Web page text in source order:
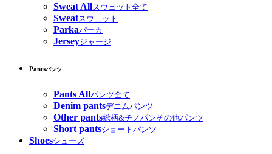
Sweat Allスウェット全て
Sweatスウェット
Parkaパーカ
Jerseyジャージ
Pantsパンツ
Pants Allパンツ全て
Denim pantsデニムパンツ
Other pants総柄&チノパンその他パンツ
Short pantsショートパンツ
Shoesシューズ